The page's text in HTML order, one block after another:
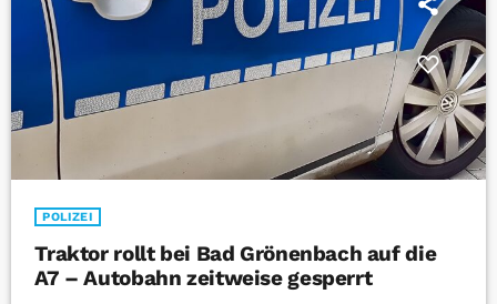
POLIZEI
Traktor rollt bei Bad Grönenbach auf die
A7 – Autobahn zeitweise gesperrt